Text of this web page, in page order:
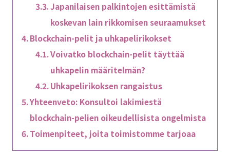
Japanilaisen palkintojen esittämistä
koskevan lain rikkomisen seuraamukset
Blockchain-pelit ja uhkapelirikokset
Voivatko blockchain-pelit täyttää
uhkapelin määritelmän?
Uhkapelirikoksen rangaistus
Yhteenveto: Konsultoi lakimiestä
blockchain-pelien oikeudellisista ongelmista
Toimenpiteet, joita toimistomme tarjoaa